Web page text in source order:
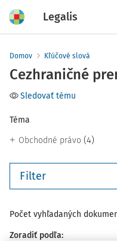
Legalis
Domov Kľúčové slová
Cezhraničné
Sledovať tému
Téma
Obchodné právo (4)
Filter
Počet vyhľadaných
Zoradiť podľa: